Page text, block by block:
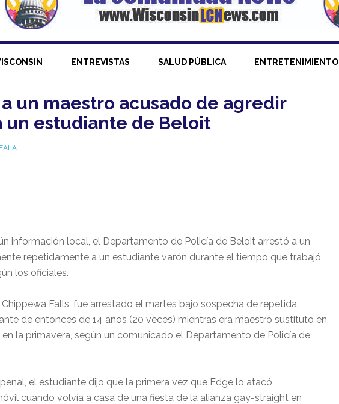
ENTREVISTAS SALUD PÚBLICA ENTRETENIMIENTO
un maestro acusado de agredir
un estudiante de Beloit
información local, el Departamento de Policía de Beloit arrestó a un
repetidamente a un estudiante varón durante el tiempo que trabajó
los oficiales.
Chippewa Falls, fue arrestado el martes bajo sospecha de repetida
de entonces de 14 años (20 veces) mientras era maestro sustituto en
la primavera, según un comunicado el Departamento de Policía de
el estudiante dijo que la primera vez que Edge lo atacó
cuando volvía a casa de una fiesta de la alianza gay-straight en